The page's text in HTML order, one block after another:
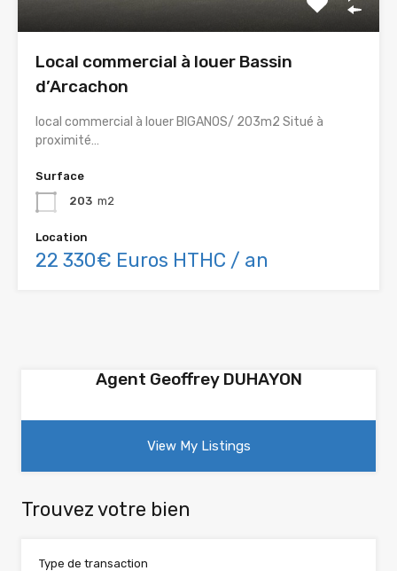
Local commercial à louer Bassin
d’Arcachon
local commercial à louer BIGANOS/ 203m2 Situé à
proximité…
Surface
203 m2
Location
22 330€ Euros HTHC / an
Agent Geoffrey DUHAYON
View My Listings
Trouvez votre bien
Type de transaction